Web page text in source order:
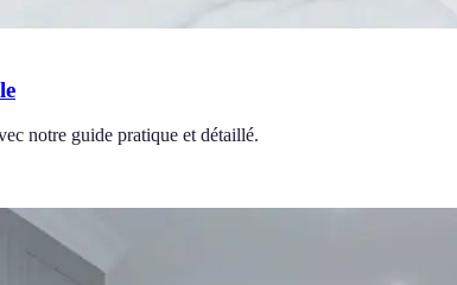
notre guide pratique et détaillé.